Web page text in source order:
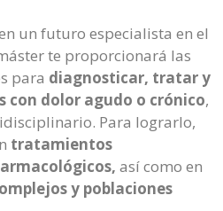
un futuro especialista en el
te proporcionará las
para diagnosticar, tratar y
con dolor agudo o crónico,
Para lograrlo,
tratamientos
así como en
y poblaciones